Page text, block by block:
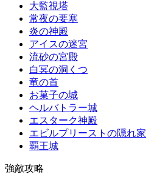
大監視塔
常夜の要塞
炎の神殿
アイスの迷宮
流砂の宮殿
白冥の洞くつ
竜の首
お菓子の城
ヘルバトラー城
エスターク神殿
エビルプリーストの隠れ家
覇王城
強敵攻略